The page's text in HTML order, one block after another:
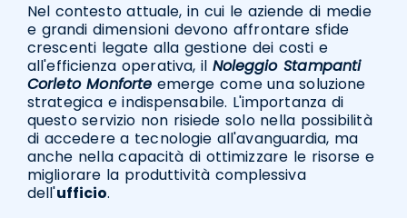
Nel contesto attuale, in cui le aziende di medie
e grandi dimensioni devono affrontare sfide
crescenti legate alla gestione dei costi e
all'efficienza operativa, il Noleggio Stampanti
Corleto Monforte emerge come una soluzione
strategica e indispensabile. L'importanza di
questo servizio non risiede solo nella possibilità
di accedere a tecnologie all'avanguardia, ma
anche nella capacità di ottimizzare le risorse e
migliorare la produttività complessiva
dell'ufficio.